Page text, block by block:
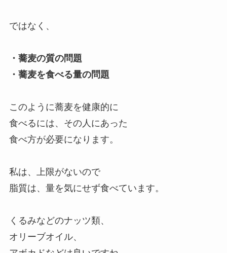
ではなく、
・蕎麦の質の問題
・蕎麦を食べる量の問題
このように蕎麦を健康的に
食べるには、その人にあった
食べ方が必要になります。
私は、上限がないので
脂質は、量を気にせず食べています。
くるみなどのナッツ類、
オリーブオイル、